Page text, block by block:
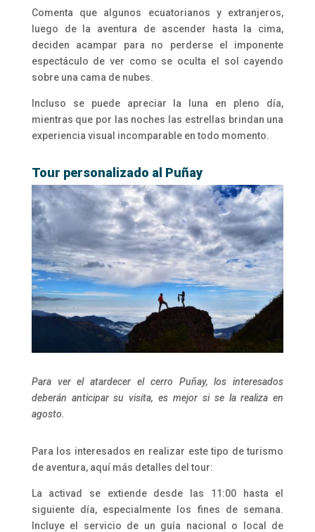
Comenta que algunos ecuatorianos y extranjeros,
luego de la aventura de ascender hasta la cima,
deciden acampar para no perderse el imponente
espectáculo de ver como se oculta el sol cayendo
sobre una cama de nubes.
Incluso se puede apreciar la luna en pleno día,
mientras que por las noches las estrellas brindan una
experiencia visual incomparable en todo momento.
Tour personalizado al Puñay
Para ver el atardecer el cerro Puñay, los interesados
deberán anticipar su visita, es mejor si se la realiza en
agosto.
Para los interesados en realizar este tipo de turismo
de aventura, aquí más detalles del tour:
La activad se extiende desde las 11:00 hasta el
siguiente día, especialmente los fines de semana.
Incluye el servicio de un guía nacional o local de